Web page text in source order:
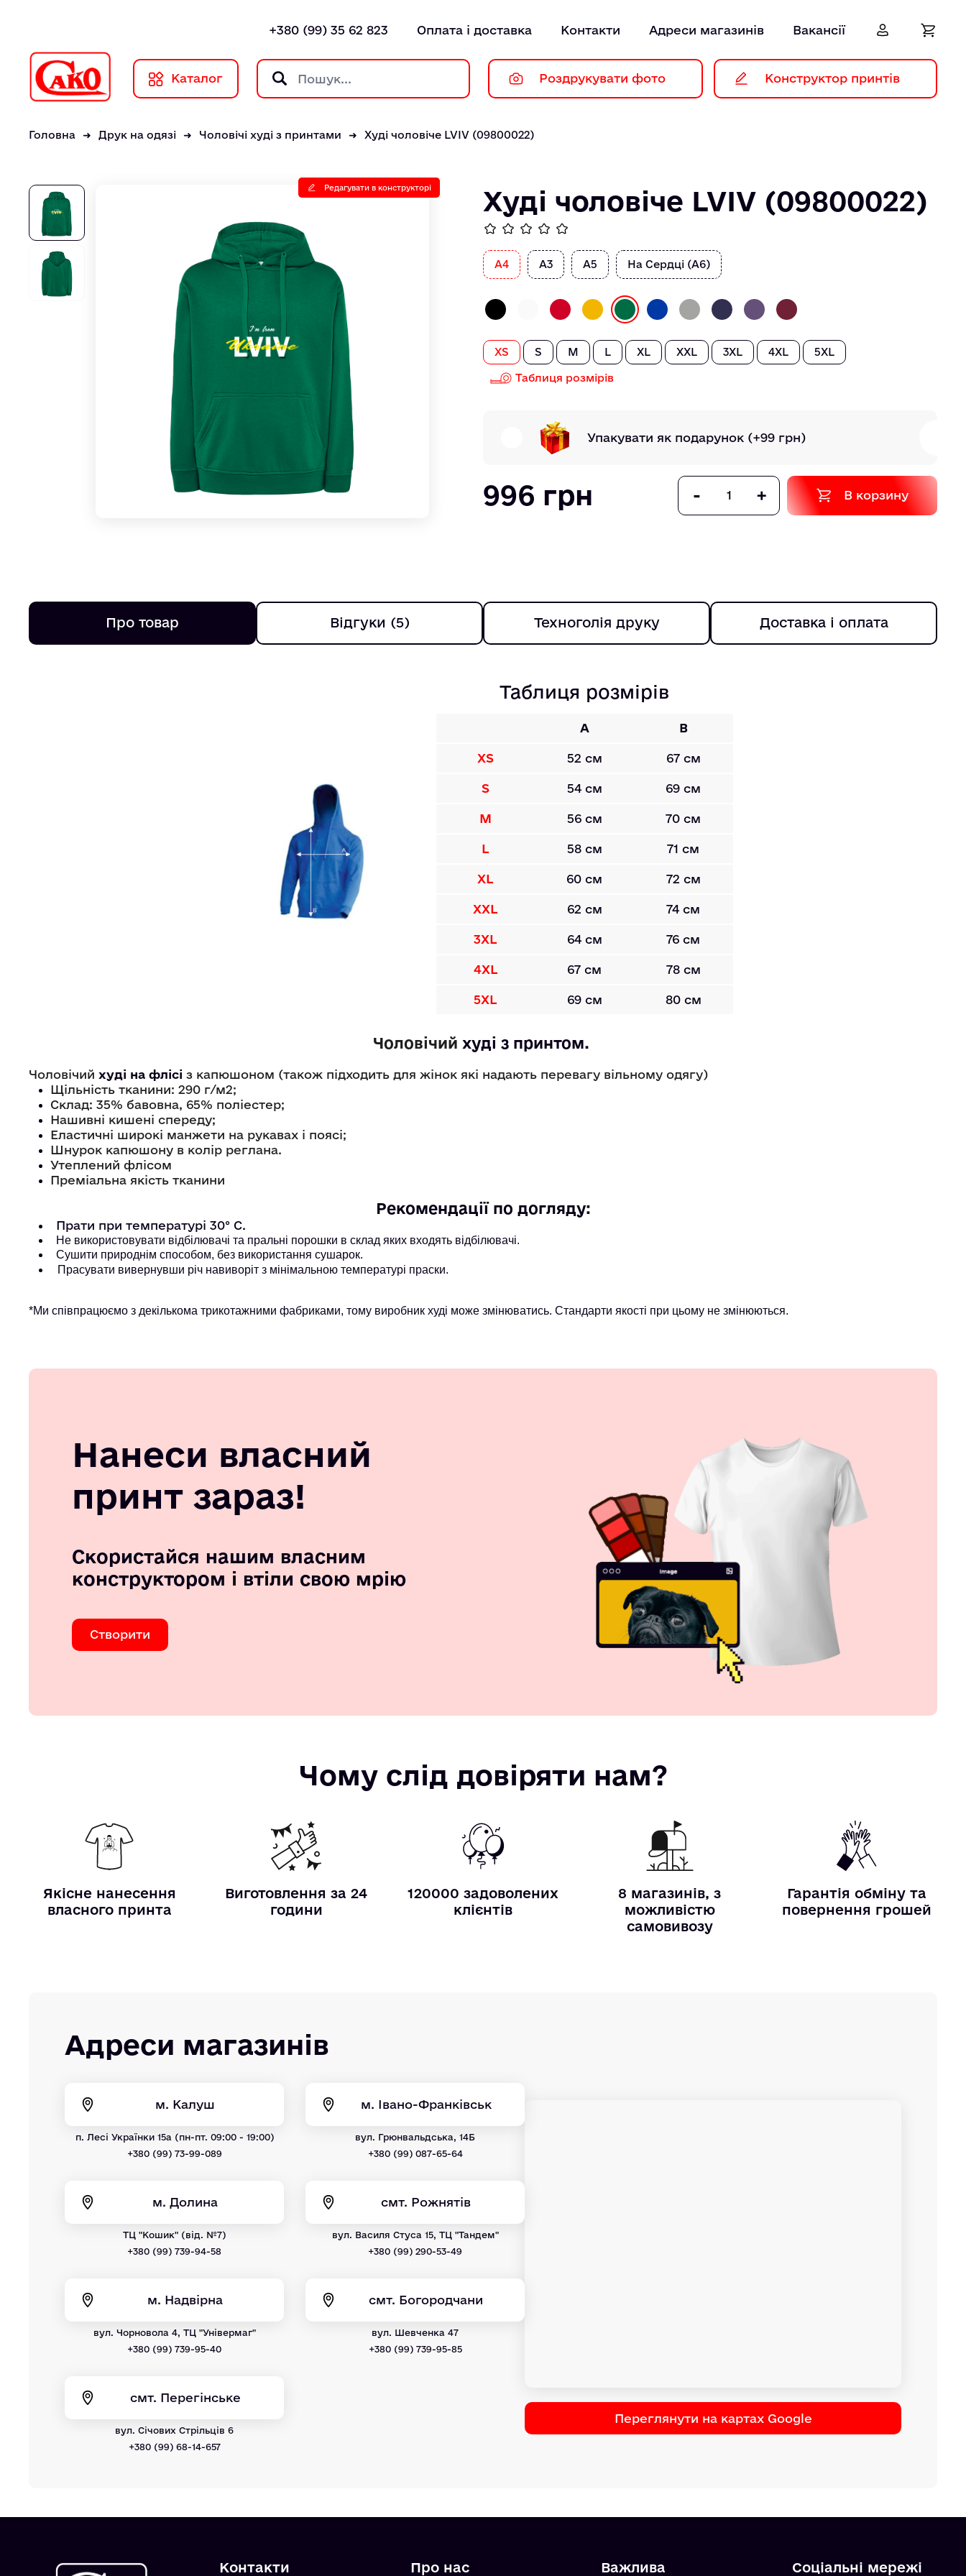
+380 (99) 35 62 823 Оплата і доставка Контакти Адреси магазинів Вакансії
Каталог Роздрукувати фото Конструктор принтів
Головна Друк на одязі Чоловічі худі з принтами Худі чоловіче LVIV (09800022)
Редагувати в конструкторі Худі чоловіче LVIV (09800022)
А4 А3 А5 На Сердці (А6)
XS S M L XL XXL 3XL 4XL 5XL
Таблиця розмірів
Упакувати як подарунок (+99 грн)
996 грн - + В корзину
Про товар Відгуки (5) Техноголія друку Доставка і оплата
Таблиця розмірів
A B
XS 52 см 67 см
S 54 см 69 см
M 56 см 70 см
L 58 см 71 см
XL 60 см 72 см
XXL 62 см 74 см
3XL 64 см 76 см
4XL 67 см 78 см
5XL 69 см 80 см
Чоловічий худі з принтом.
Чоловічий худі на флісі з капюшоном (також підходить для жінок які надають перевагу вільному одягу)
Щільність тканини: 290 г/м2;
Склад: 35% бавовна, 65% поліестер;
Нашивні кишені спереду;
Еластичні широкі манжети на рукавах і поясі;
Шнурок капюшону в колір реглана.
Утеплений флісом
Преміальна якість тканини
Рекомендації по догляду:
Прати при температурі 30° С.
Не використовувати відбілювачі та пральні порошки в склад яких входять відбілювачі.
Сушити природнім способом, без використання сушарок.
Прасувати вивернувши річ навиворіт з мінімальною температурі праски.
*Ми співпрацюємо з декількома трикотажними фабриками, тому виробник худі може змінюватись. Стандарти якості при цьому не змінюються.
Нанеси власний
принт зараз!
Скористайся нашим власним
конструктором і втіли свою мрію
Створити
Чому слід довіряти нам?
Якісне нанесення
власного принта
Виготовлення за 24
години
120000 задоволених
клієнтів
8 магазинів, з
можливістю
самовивозу
Гарантія обміну та
повернення грошей
Адреси магазинів
м. Калуш
п. Лесі Українки 15а (пн-пт. 09:00 - 19:00)
+380 (99) 73-99-089
м. Івано-Франківськ
вул. Грюнвальдська, 14Б
+380 (99) 087-65-64
м. Долина
ТЦ "Кошик" (від. №7)
+380 (99) 739-94-58
смт. Рожнятів
вул. Василя Стуса 15, ТЦ "Тандем"
+380 (99) 290-53-49
м. Надвірна
вул. Чорновола 4, ТЦ "Універмаг"
+380 (99) 739-95-40
смт. Богородчани
вул. Шевченка 47
+380 (99) 739-95-85
смт. Перегінське
вул. Січових Стрільців 6
+380 (99) 68-14-657
Переглянути на картах Google
Контакти Про нас
Важлива
Соціальні мережі